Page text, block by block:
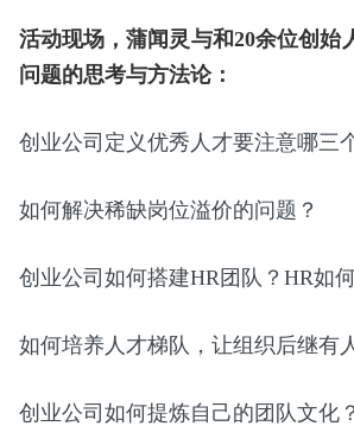
活动现场，蒲闻灵与和20余位创始
问题的思考与方法论：
创业公司定义优秀人才要注意哪三
如何解决稀缺岗位溢价的问题？
创业公司如何搭建HR团队？HR如
如何培养人才梯队，让组织后继有
创业公司如何提炼自己的团队文化？